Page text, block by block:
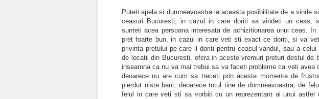
Puteti apela si dumneavoastra la aceasta posibilitate de a vinde
ceasuri Bucuresti, in cazul in care doriti sa vindeti un ceas,
sunteti acea persoana interesata de achizitionarea unui ceas.
pret foarte bun, in cazul in care veti sti exact ce doriti, si va
privinta pretului pe care il doriti pentru ceasul vandul, sau a
de locatii din Bucuresti, ofera in aceste vremuri preturi destul de
inseamna ca nu va mai trebui sa va faceti probleme ca veti avea
deoarece nu are cum sa treceti prin aceste momente de
pierdut niste bani, deoarece totul tine de dumneavoastra, de
felul in care veti sti sa vorbiti cu un reprezentant al unui astfel